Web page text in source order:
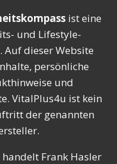
ist eine
und Lifestyle-
Auf dieser Website
persönliche
und
VitalPlus4u ist kein
der genannten
Frank Hasler